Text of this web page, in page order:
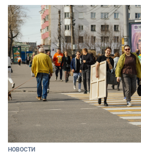
НОВОСТИ